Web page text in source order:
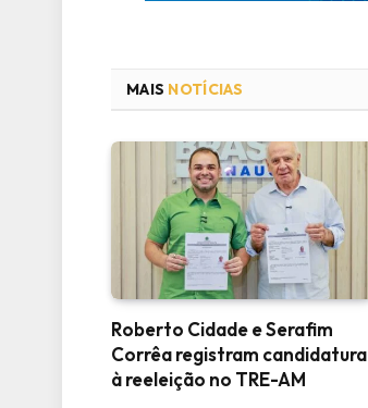
MAIS NOTÍCIAS
Roberto Cidade e Serafim
Corrêa registram candidatura
à reeleição no TRE-AM